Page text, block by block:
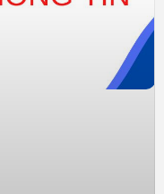
nhận lợi nhuận tăng
doanh thu, giúp Công
tỷ đồng doanh thu và